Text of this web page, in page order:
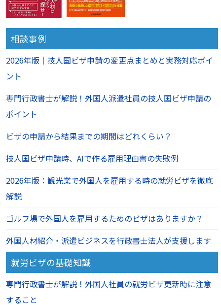
相談事例
2026年版｜技人国ビザ申請の変更点まとめと実務対応ポイ
ント
専門行政書士が解説！外国人派遣社員の技人国ビザ申請の
ポイント
ビザの申請から結果までの期間はどれくらい？
技人国ビザ申請時、AIで作る雇用理由書の失敗例
2026年版：観光業で外国人を雇用する時の就労ビザを徹底
解説
ゴルフ場で外国人を雇用するためのビザはありますか？
外国人材紹介・派遣ビジネスを行政書士法人が支援します
就労ビザの基礎知識
専門行政書士が解説！外国人社員の就労ビザ更新時に注意
すること